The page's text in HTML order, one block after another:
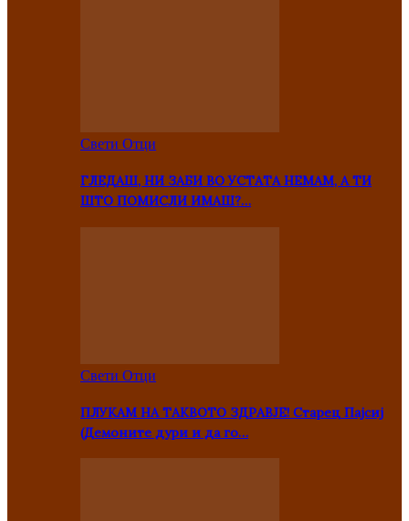
Свети Отци
ГЛЕДАШ, НИ ЗАБИ ВО УСТАТА НЕМАМ, А ТИ
ШТО ПОМИСЛИ ИМАШ?…
Свети Отци
ПЛУКАМ НА ТАКВОТО ЗДРАВЈЕ! Старец Пајсиј
(Демоните дури и да го…